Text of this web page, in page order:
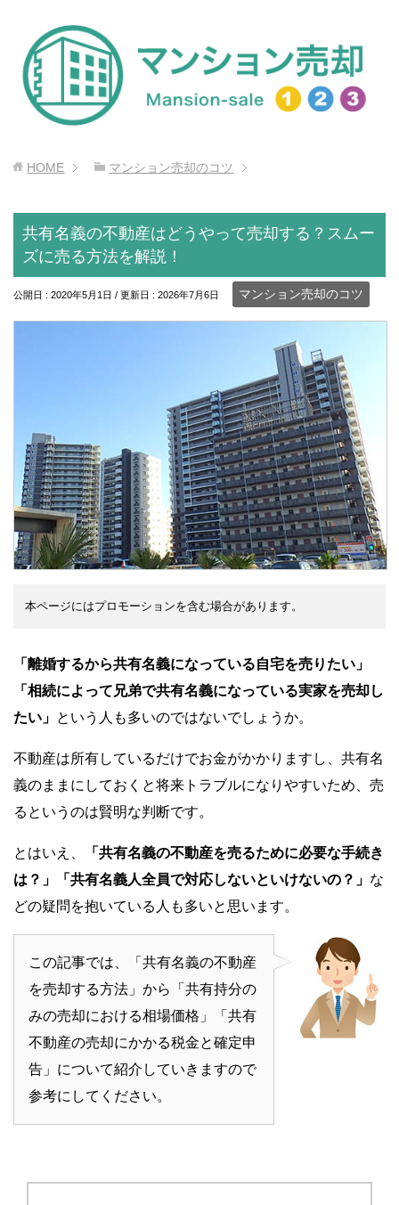
HOME マンション売却のコツ
共有名義の不動産はどうやって売却する？スムー
ズに売る方法を解説！
公開日 : 2020年5月1日 / 更新日 : 2026年7月6日 マンション売却のコツ
本ページにはプロモーションを含む場合があります。
「離婚するから共有名義になっている自宅を売りたい」
「相続によって兄弟で共有名義になっている実家を売却し
たい」 という人も多いのではないでしょうか。
不動産は所有しているだけでお金がかかりますし、共有名
義のままにしておくと将来トラブルになりやすいため、売
るというのは賢明な判断です。
とはいえ、
「共有名義の不動産を売るために必要な手続き
は？」「共有名義人全員で対応しないといけないの？」 な
どの疑問を抱いている人も多いと思います。
この記事では、「共有名義の不動産
を売却する方法」から「共有持分の
みの売却における相場価格」「共有
不動産の売却にかかる税金と確定申
告」について紹介していきますので
参考にしてください。